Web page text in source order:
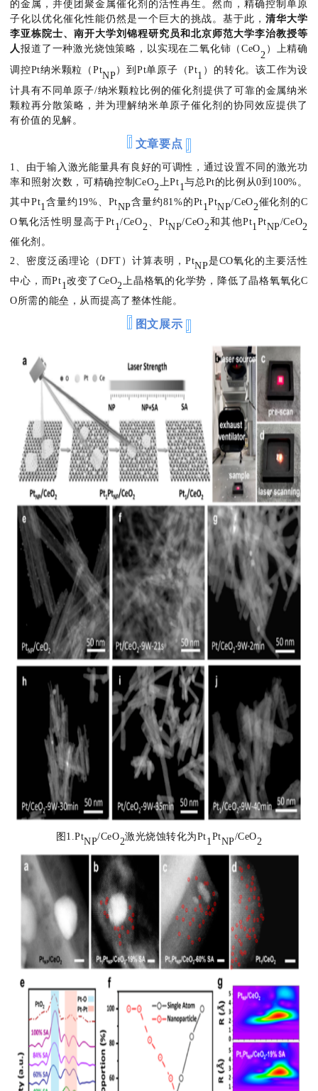
的金属，并使团聚金属催化剂的活性再生。然而，精确控制单原
子化以优化催化性能仍然是一个巨大的挑战。基于此，清华大学
李亚栋院士、南开大学刘锦程研究员和北京师范大学李治教授等
人报道了一种激光烧蚀策略，以实现在二氧化铈（CeO
2
）上精确
调控Pt纳米颗粒（Pt
NP
）到Pt单原子（Pt
1
）的转化。该工作为设
计具有不同单原子/纳米颗粒比例的催化剂提供了可靠的金属纳米
颗粒再分散策略，并为理解纳米单原子催化剂的协同效应提供了
有价值的见解。
文章要点
1、由于输入激光能量具有良好的可调性，通过设置不同的激光功
率和照射次数，可精确控制CeO2 上Pt1与总Pt的比例从0到100%。
其中Pt1 含量约19%、PtNP含量约81%的Pt1PtNP/CeO2催化剂的C
O氧化活性明显高于Pt1/CeO2 、PtNP/CeO2和其他Pt1PtNP/CeO2
催化剂。
2、 密度泛函理论（DFT）计算表明，PtNP是CO氧化的主要活性
中心，而Pt1改变了CeO2上晶格氧的化学势，降低了晶格氧氧化C
O所需的能垒，从而提高了整体性能。
图文展示
图1.PtNP/CeO2激光烧蚀转化为Pt1PtNP/CeO2